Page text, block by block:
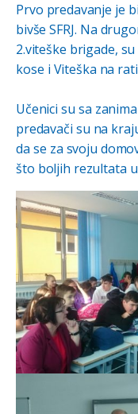
Prvo predavanje je
bivše SFRJ. Na
2.viteške brigade,
kose i Viteška na
Učenici su sa
predavači su na
da se za svoju
što boljih rezultata